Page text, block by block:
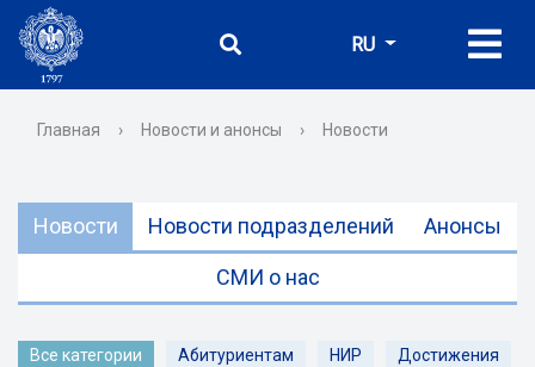
RU
Главная › Новости и анонсы › Новости
Новости Новости подразделений Анонсы
СМИ о нас
Все категории Абитуриентам НИР Достижения